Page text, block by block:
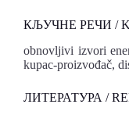
КЉУЧНЕ РЕЧИ /
obnovljivi izvori
kupac-proizvođač,
ЛИТЕРАТУРА /